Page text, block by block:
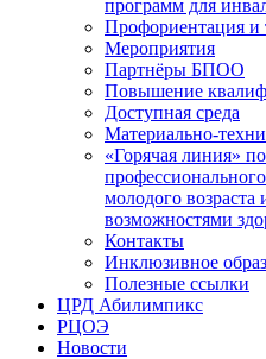
программ для
Профориентация и
Мероприятия
Партнёры БПОО
Повышение
Доступная среда
Материально-
«Горячая линия»
молодого
возможностями
Контакты
Инклюзивное
Полезные ссылки
ЦРД Абилимпикс
РЦОЭ
Новости